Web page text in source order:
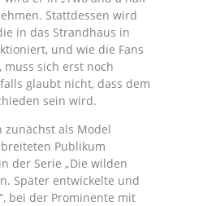
Stattdessen wird
in das Strandhaus in
und wie die Fans
sich erst noch
glaubt nicht, dass dem
sein wird.
zunächst als Model
Publikum
der Serie „Die wilden
Später entwickelte und
bei der Prominente mit